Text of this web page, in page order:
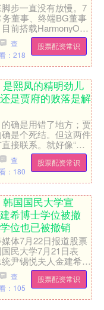
步一直没有放慢。7
务董事、终端BG董事
前搭载HarmonyOS
备已有40多款股票配
股票配资常识
查
：218
熙凤的精明劲儿
是贾府的败落是解
确是用错了地方；贾
是个死结。但这两件
接联系。就好像“雪
片雪花是无辜的”，
，少落一....股票配资常识
查
：180
国国民大学宣
希博士学位被撤
位也已被撤销
体7月22日报道股票
民大学7月21日表
尹锡悦夫人金建希的
无效处理。 国民大
金建希....股票配资常识
查
：105